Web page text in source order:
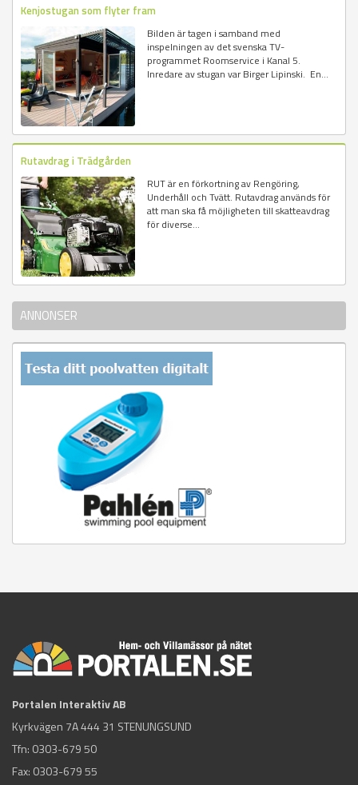
Kenjostugan som flyter fram
Bilden är tagen i samband med
inspelningen av det svenska TV-
programmet Roomservice i Kanal 5.
Inredare av stugan var Birger Lipinski. En...
Rutavdrag i Trädgården
RUT är en förkortning av Rengöring,
Underhåll och Tvätt. Rutavdrag används för
att man ska få möjligheten till skatteavdrag
för diverse...
ANNONSER
Portalen Interaktiv AB
Kyrkvägen 7A 444 31 STENUNGSUND
Tfn: 0303-679 50
Fax: 0303-679 55